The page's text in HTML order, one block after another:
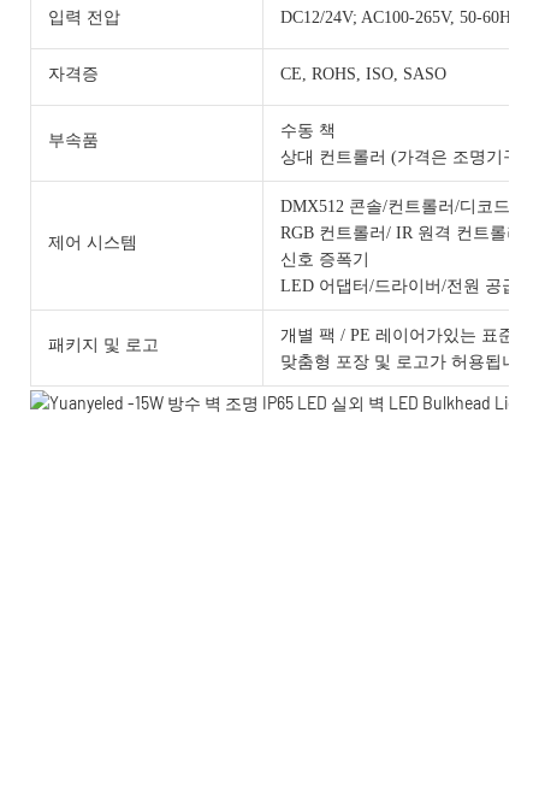
입력 전압 DC12/24V; AC100-265V, 50-60Hz
자격증 CE, ROHS, ISO, SASO
부속품
수동 책
상대 컨트롤러 (가격은 조명기구
제어 시스템
DMX512 콘솔/컨트롤러/디코드
RGB 컨트롤러/ IR 원격 컨트롤러
신호 증폭기
LED 어댑터/드라이버/전원 공급
패키지 및 로고
개별 팩 / PE 레이어가있는 표준
맞춤형 포장 및 로고가 허용됩니다.